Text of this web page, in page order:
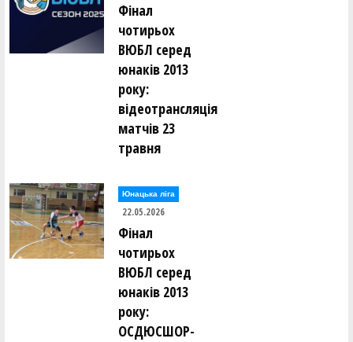
Фінал
чотирьох
ВЮБЛ серед
юнаків 2013
року:
відеотрансляція
матчів 23
травня
Юнацька ліга
22.05.2026
Фінал
чотирьох
ВЮБЛ серед
юнаків 2013
року:
ОСДЮСШОР-